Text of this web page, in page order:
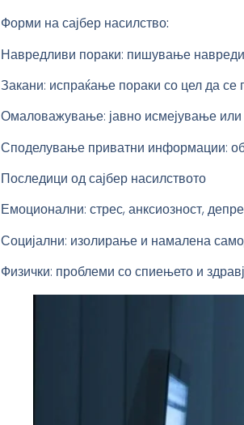
Форми на сајбер насилство:
Навредливи пораки: пишување
Закани: испраќање пораки со цел да се
Омаловажување: јавно исмејување
Споделување приватни информации:
Последици од сајбер насилството
Емоционални: стрес, анксиозност,
Социјални: изолирање и намалена
Физички: проблеми со спиењето и